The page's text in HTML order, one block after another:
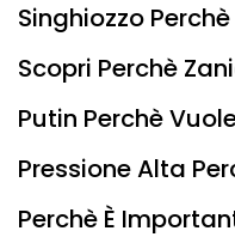
Singhiozzo
Scopri Perchè
Putin Perchè
Pressione Alta
Perchè È